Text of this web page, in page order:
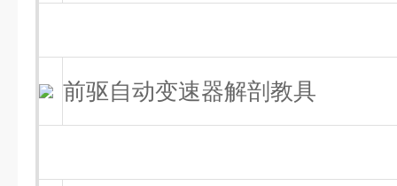
前驱自动变速器解剖教具